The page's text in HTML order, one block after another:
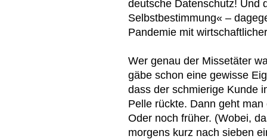
deutsche Datenschutz! Und
Selbstbestimmung« –
Pandemie mit
Wer genau der Missetäter
gäbe schon eine gewisse
dass der schmierige Kunde
Pelle rückte. Dann geht
Oder noch früher. (Wobei,
morgens kurz nach sieben